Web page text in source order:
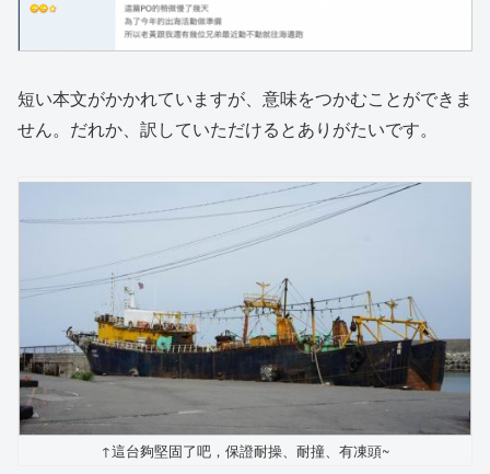
短い本文がかかれていますが、意味をつかむことができま
せん。だれか、訳していただけるとありがたいです。
↑這台夠堅固了吧，保證耐操、耐撞、有凍頭~